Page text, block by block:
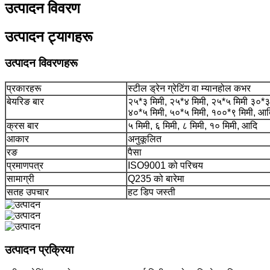
उत्पादन विवरण
उत्पादन ट्यागहरू
उत्पादन विवरणहरू
प्रकारहरू
स्टील ड्रेन ग्रेटिंग वा म्यानहोल कभर
बेयरिङ बार
२५*३ मिमी, २५*४ मिमी, २५*५ मिमी ३०*३
४०*५ मिमी, ५०*५ मिमी, १००*९ मिमी,
क्रस बार
५ मिमी, ६ मिमी, ८ मिमी, १० मिमी, आदि
आकार
अनुकूलित
रङ
पैसा
प्रमाणपत्र
ISO9001 को परिचय
सामाग्री
Q235 को बारेमा
सतह उपचार
हट डिप जस्ती
उत्पादन प्रक्रिया